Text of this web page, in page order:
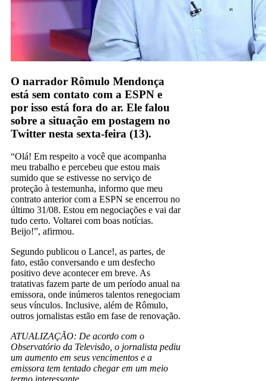
O narrador Rômulo Mendonça
está sem contato com a ESPN e
por isso está fora do ar. Ele falou
sobre a situação em postagem no
Twitter nesta sexta-feira (13).
“Olá! Em respeito a você que acompanha
meu trabalho e percebeu que estou mais
sumido que se estivesse no serviço de
proteção à testemunha, informo que meu
contrato anterior com a ESPN se encerrou no
último 31/08. Estou em negociações e vai dar
tudo certo. Voltarei com boas notícias.
Beijo!”, afirmou.
Segundo publicou o Lance!, as partes, de
fato, estão conversando e um desfecho
positivo deve acontecer em breve. As
tratativas fazem parte de um período anual na
emissora, onde inúmeros talentos renegociam
seus vínculos. Inclusive, além de Rômulo,
outros jornalistas estão em fase de renovação.
ATUALIZAÇÃO: De acordo com o
Observatório da Televisão, o jornalista pediu
um aumento em seus vencimentos e a
emissora tem tentado chegar em um meio